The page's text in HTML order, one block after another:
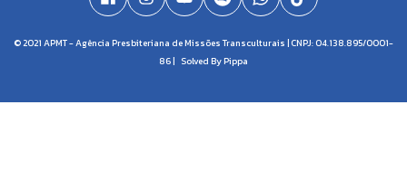
© 2021 APMT - Agência Presbiteriana de Missões Transculturais | CNPJ: 04.138.895/0001-
86 | Solved By Pippa